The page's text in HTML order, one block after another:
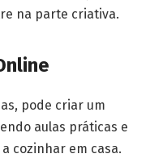
na parte criativa.
pode criar um
aulas práticas e
cozinhar em casa.